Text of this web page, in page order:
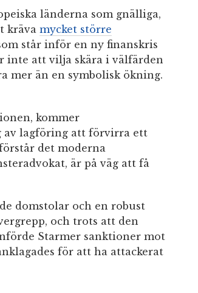
länderna som gnälliga,
kräva mycket större
står inför en ny finanskris
inte att vilja skära i välfärden
mer än en symbolisk ökning.
kommer
av lagföring att förvirra ett
det moderna
är på väg att få
domstolar och en robust
och trots att den
Starmer sanktioner mot
för att ha attackerat